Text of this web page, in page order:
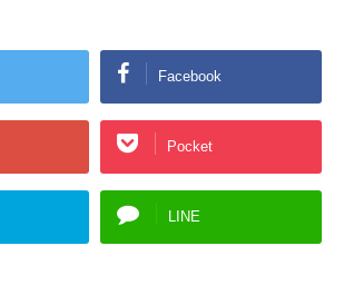
Facebook
Pocket
LINE